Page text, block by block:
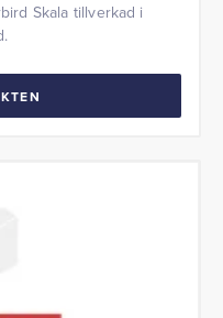
Skala tillverkad i